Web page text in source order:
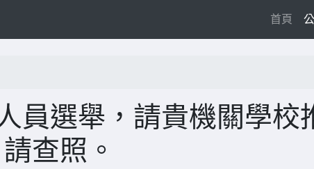
首頁
員選舉，請貴機關學校
查照。